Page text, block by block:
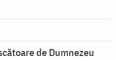
de Dumnezeu